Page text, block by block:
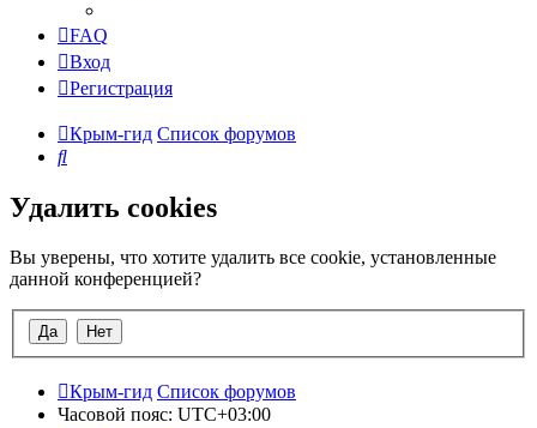
FAQ
Вход
Регистрация
Крым-гид Список форумов
Поиск
Удалить cookies
Вы уверены, что хотите удалить все cookie, установленные
данной конференцией?
Крым-гид Список форумов
Часовой пояс: UTC+03:00